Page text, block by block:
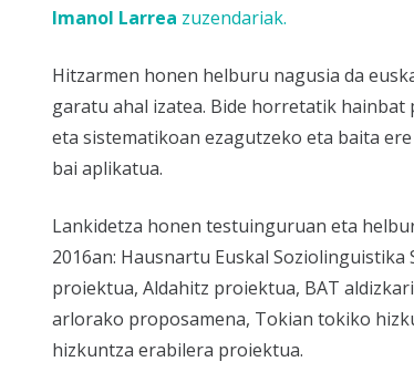
Imanol Larrea zuzendariak.
Hitzarmen honen helburu nagusia da
garatu ahal izatea. Bide horretatik
eta sistematikoan ezagutzeko eta baita
bai aplikatua.
Lankidetza honen testuinguruan eta
2016an: Hausnartu Euskal Soziolinguistika
proiektua, Aldahitz proiektua, BAT
arlorako proposamena, Tokian tokiko
hizkuntza erabilera proiektua.